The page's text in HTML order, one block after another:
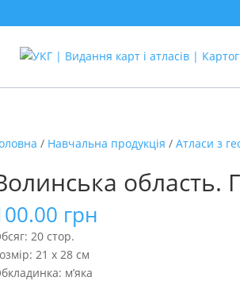
/ Навчальна продукція / Атласи з
область.
грн
20 стор.
21 х 28 см
м’яка